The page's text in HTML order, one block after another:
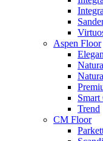
Aspen Floor
Smart
Trend
CM Floor